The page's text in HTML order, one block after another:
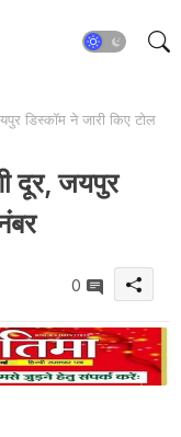
डिस्कॉम ने जारी किए टोल
दूर, जयपुर
0